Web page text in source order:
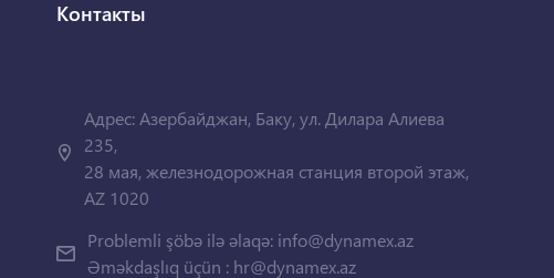
Контакты
Адрес: Азербайджан, Баку, ул. Дилара Алиева
235,
28 мая, железнодорожная станция второй этаж,
AZ 1020
Problemli şöbə ilə əlaqə: info@dynamex.az
Əməkdaşlıq üçün : hr@dynamex.az